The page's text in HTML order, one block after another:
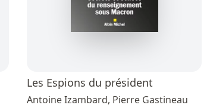
Les Espions du président
Antoine Izambard, Pierre Gastineau